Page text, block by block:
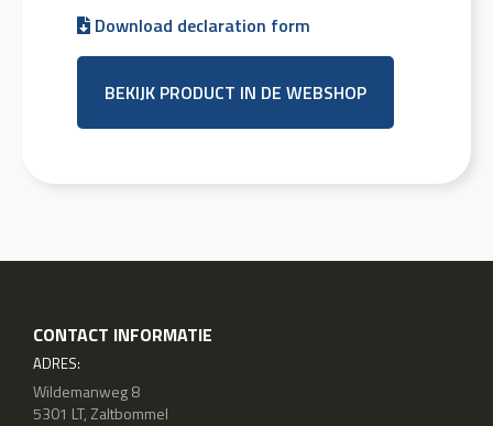
Download declaration form
BEKIJK PRODUCT IN DE WEBSHOP
CONTACT INFORMATIE
ADRES:
Wildemanweg 8
5301 LT, Zaltbommel